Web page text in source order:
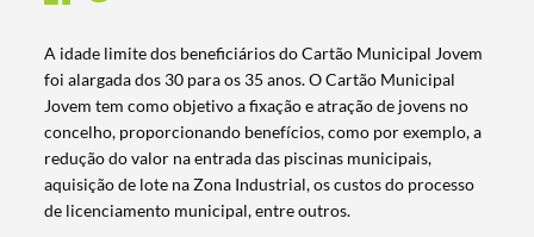
A idade limite dos beneficiários do Cartão Municipal Jovem
foi alargada dos 30 para os 35 anos. O Cartão Municipal
Jovem tem como objetivo a fixação e atração de jovens no
concelho, proporcionando benefícios, como por exemplo, a
redução do valor na entrada das piscinas municipais,
aquisição de lote na Zona Industrial, os custos do processo
de licenciamento municipal, entre outros.